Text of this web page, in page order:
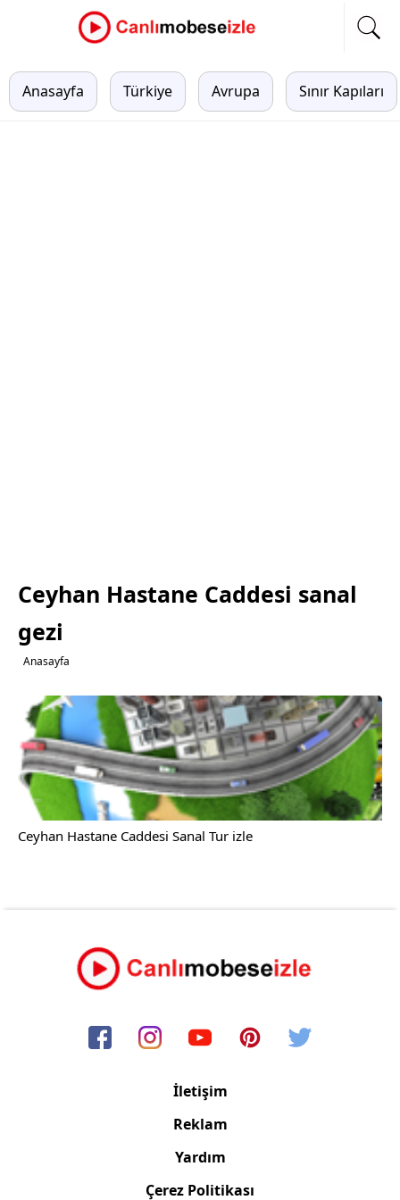
Anasayfa Türkiye Avrupa Sınır Kapıları
Ceyhan Hastane Caddesi sanal
gezi
Anasayfa
Ceyhan Hastane Caddesi Sanal Tur izle
İletişim
Reklam
Yardım
Çerez Politikası